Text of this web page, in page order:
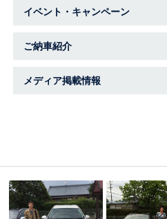
イベント・キャンペーン
ご納車紹介
メディア掲載情報